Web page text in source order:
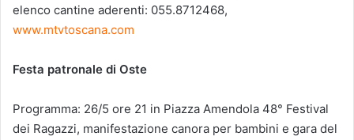
elenco cantine aderenti: 055.8712468,
www.mtvtoscana.com
Festa patronale di Oste
Programma: 26/5 ore 21 in Piazza Amendola 48° Festival
dei Ragazzi, manifestazione canora per bambini e gara del